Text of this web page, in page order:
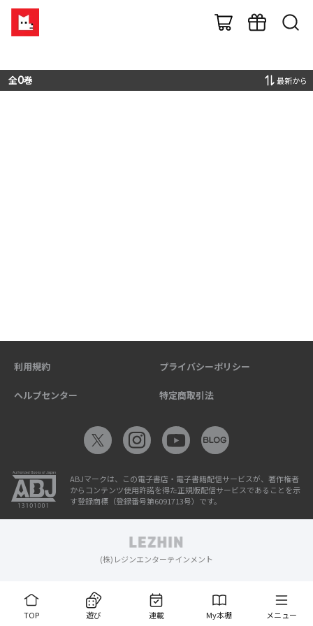
全0巻 最新から
TOP 遊び 連載 My本棚 メニュー
利用規約 プライバシーポリシー
ヘルプセンター 特定商取引法
ABJマークは、この電子書店・電子書籍配信サービスが、著作権者
からコンテンツ使用許諾を得た正規版配信サービスであることを示
す登録商標（登録番号第6091713号）です。
(株)レジンエンターテインメント